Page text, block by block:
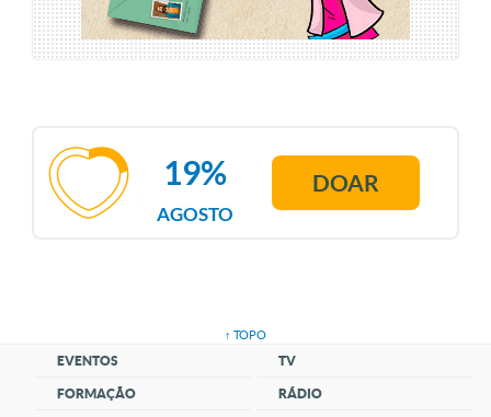
AGOSTO
19% DOAR
↑ TOPO
EVENTOS
FORMAÇÃO
TV
RÁDIO